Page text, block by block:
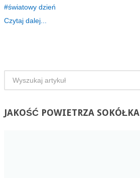
światowy dzień
Czytaj dalej...
JAKOŚĆPOWIETRZA SOKÓŁKA